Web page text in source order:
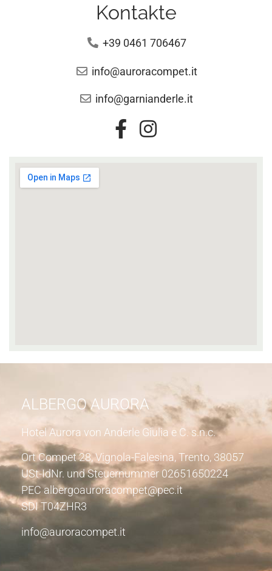
Kontakte
+39 0461 706467
info@auroracompet.it
info@garnianderle.it
ALBERGO AURORA
Hotel Aurora von Anderle Giulia e C. s.n.c.
Ort Compet 28, Vignola-Falesina, Trento, 38057
USt-IdNr. und Steuernummer 02651650224
PEC albergoauroracompet@pec.it
SDI T04ZHR3
info@auroracompet.it